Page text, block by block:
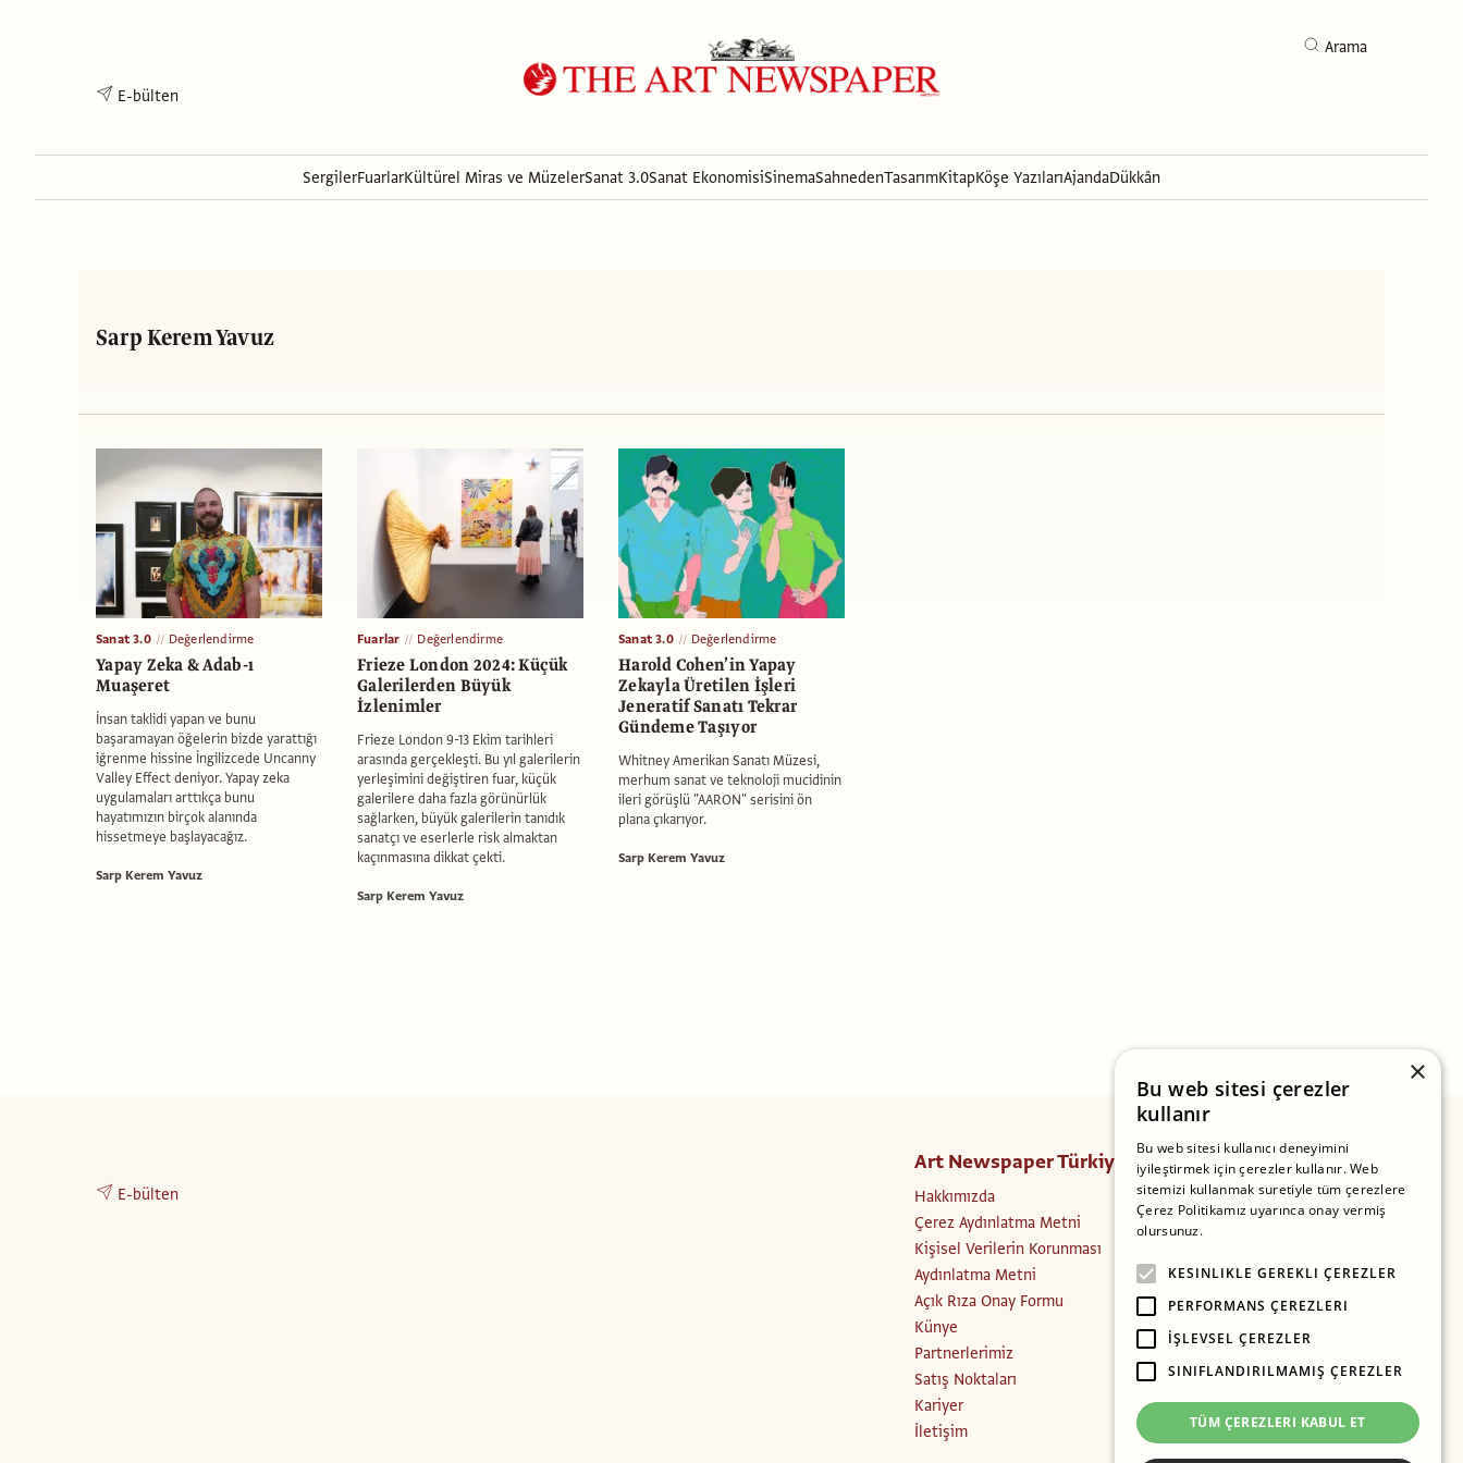
Arama
E-bülten
SergilerFuarlarKültürel Miras ve MüzelerSanat 3.0Sanat EkonomisiSinemaSahnedenTasarımKitapKöşe YazılarıAjandaDükkân
Sarp Kerem Yavuz
Sanat 3.0 Değerlendirme
Yapay Zeka & Adab-ı
Muaşeret
İnsan taklidi yapan ve bunu
başaramayan öğelerin bizde yarattığı
iğrenme hissine İngilizcede Uncanny
Valley Effect deniyor. Yapay zeka
uygulamaları arttıkça bunu
hayatımızın birçok alanında
hissetmeye başlayacağız.
Sarp Kerem Yavuz
Fuarlar Değerlendirme
Frieze London 2024: Küçük
Galerilerden Büyük
İzlenimler
Frieze London 9-13 Ekim tarihleri
arasında gerçekleşti. Bu yıl galerilerin
yerleşimini değiştiren fuar, küçük
galerilere daha fazla görünürlük
sağlarken, büyük galerilerin tanıdık
sanatçı ve eserlerle risk almaktan
kaçınmasına dikkat çekti.
Sarp Kerem Yavuz
Sanat 3.0 Değerlendirme
Harold Cohen’in Yapay
Zekayla Üretilen İşleri
Jeneratif Sanatı Tekrar
Gündeme Taşıyor
Whitney Amerikan Sanatı Müzesi,
merhum sanat ve teknoloji mucidinin
ileri görüşlü "AARON" serisini ön
plana çıkarıyor.
Sarp Kerem Yavuz
E-bülten
Art Newspaper Türkiye
Hakkımızda
Çerez Aydınlatma Metni
Kişisel Verilerin Korunması
Aydınlatma Metni
Açık Rıza Onay Formu
Künye
Partnerlerimiz
Satış Noktaları
Kariyer
İletişim
Takip Edin
Facebook
×
Bu web sitesi çerezler
kullanır
Bu web sitesi kullanıcı deneyimini
iyileştirmek için çerezler kullanır. Web
sitemizi kullanmak suretiyle tüm çerezlere
Çerez Politikamız uyarınca onay vermiş
olursunuz.
KESINLIKLE GEREKLI ÇEREZLER
PERFORMANS ÇEREZLERI
İŞLEVSEL ÇEREZLER
SINIFLANDIRILMAMIŞ ÇEREZLER
TÜM ÇEREZLERI KABUL ET